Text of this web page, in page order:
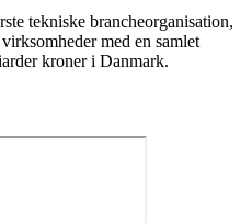
tekniske brancheorganisation,
med en samlet
kroner i Danmark.